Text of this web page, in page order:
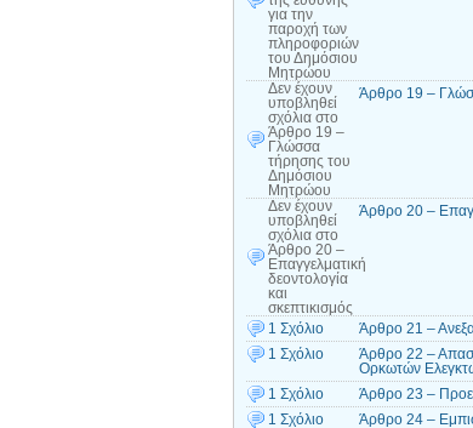
για την
παροχή των
πληροφοριών
του Δημόσιου
Μητρώου
Δεν έχουν
υποβληθεί
σχόλια στο
Άρθρο 19 –
Γλώσσα
τήρησης του
Δημόσιου
Μητρώου
Άρθρο 19 –
Δεν έχουν
υποβληθεί
σχόλια στο
Άρθρο 20 –
Επαγγελματική
δεοντολογία
και
σκεπτικισμός
Άρθρο 20 –
1 Σχόλιο
Άρθρο 21 –
1 Σχόλιο
Άρθρο 22 –
Ορκωτών
1 Σχόλιο
Άρθρο 23 –
1 Σχόλιο
Άρθρο 24 –